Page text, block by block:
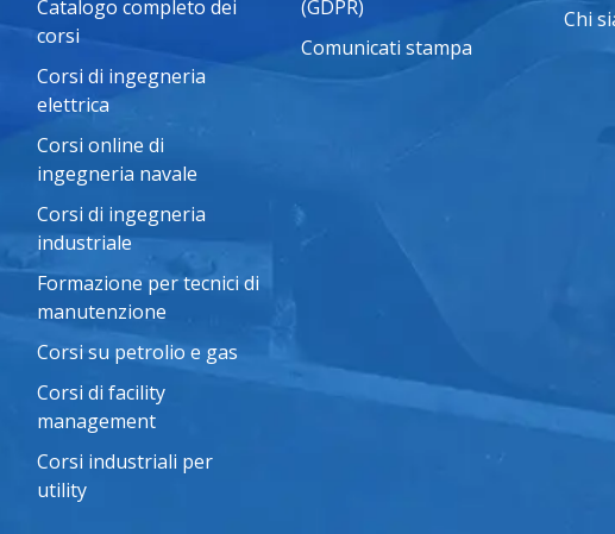
Catalogo completo dei
corsi
Corsi di ingegneria
elettrica
Corsi online di
ingegneria navale
Corsi di ingegneria
industriale
Formazione per tecnici di
manutenzione
Corsi su petrolio e gas
Corsi di facility
management
Corsi industriali per
utility
(GDPR)
Comunicati stampa
Chi